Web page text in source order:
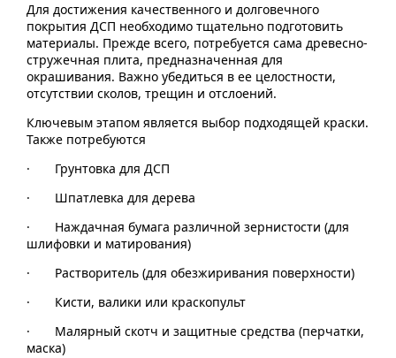
Для достижения качественного и долговечного
покрытия ДСП необходимо тщательно подготовить
материалы. Прежде всего, потребуется сама древесно-
стружечная плита, предназначенная для
окрашивания. Важно убедиться в ее целостности,
отсутствии сколов, трещин и отслоений.
Ключевым этапом является выбор подходящей краски.
Также потребуются
· Грунтовка для ДСП
· Шпатлевка для дерева
· Наждачная бумага различной зернистости (для
шлифовки и матирования)
· Растворитель (для обезжиривания поверхности)
· Кисти, валики или краскопульт
· Малярный скотч и защитные средства (перчатки,
маска)